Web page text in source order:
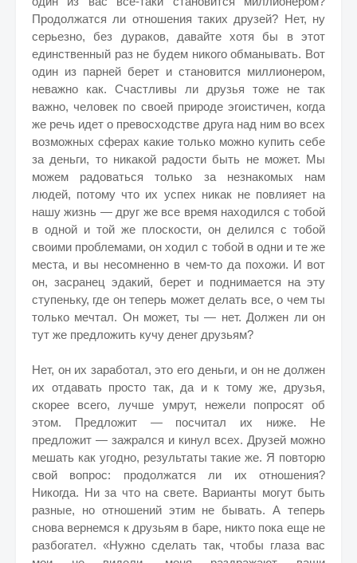
Продолжатся ли отношения таких друзей? Нет, ну
серьезно, без дураков, давайте хотя бы в этот
единственный раз не будем никого обманывать. Вот
один из парней берет и становится миллионером,
неважно как. Счастливы ли друзья тоже не так
важно, человек по своей природе эгоистичен, когда
же речь идет о превосходстве друга над ним во всех
возможных сферах какие только можно купить себе
за деньги, то никакой радости быть не может. Мы
можем радоваться только за незнакомых нам
людей, потому что их успех никак не повлияет на
нашу жизнь — друг же все время находился с тобой
в одной и той же плоскости, он делился с тобой
своими проблемами, он ходил с тобой в одни и те же
места, и вы несомненно в чем-то да похожи. И вот
он, засранец эдакий, берет и поднимается на эту
ступеньку, где он теперь может делать все, о чем ты
только мечтал. Он может, ты — нет. Должен ли он
тут же предложить кучу денег друзьям?
Нет, он их заработал, это его деньги, и он не должен
их отдавать просто так, да и к тому же, друзья,
скорее всего, лучше умрут, нежели попросят об
этом. Предложит — посчитал их ниже. Не
предложит — зажрался и кинул всех. Друзей можно
мешать как угодно, результаты такие же. Я повторю
свой вопрос: продолжатся ли их отношения?
Никогда. Ни за что на свете. Варианты могут быть
разные, но отношений этим не бывать. А теперь
снова вернемся к друзьям в баре, никто пока еще не
разбогател. «Нужно сделать так, чтобы глаза вас